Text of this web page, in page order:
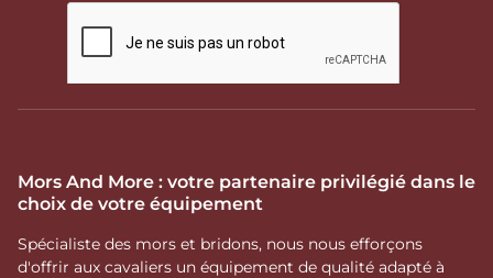
Mors And More : votre partenaire privilégié dans le
choix de votre équipement
Spécialiste des mors et bridons, nous nous efforçons
d'offrir aux cavaliers un équipement de qualité adapté à